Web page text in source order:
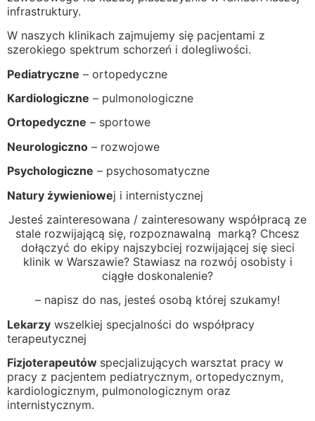
infrastruktury.
W naszych klinikach zajmujemy się pacjentami z
szerokiego spektrum schorzeń i dolegliwości.
Pediatryczne – ortopedyczne
Kardiologiczne – pulmonologiczne
Ortopedyczne – sportowe
Neurologiczno – rozwojowe
Psychologiczne – psychosomatyczne
Natury żywieniowej i internistycznej
Jesteś zainteresowana / zainteresowany współpracą ze
stale rozwijającą się, rozpoznawalną marką? Chcesz
dołączyć do ekipy najszybciej rozwijającej się sieci
klinik w Warszawie? Stawiasz na rozwój osobisty i
ciągłe doskonalenie?
– napisz do nas, jesteś osobą której szukamy!
Lekarzy wszelkiej specjalności do współpracy
terapeutycznej
Fizjoterapeutów specjalizujących warsztat pracy w
pracy z pacjentem pediatrycznym, ortopedycznym,
kardiologicznym, pulmonologicznym oraz
internistycznym.